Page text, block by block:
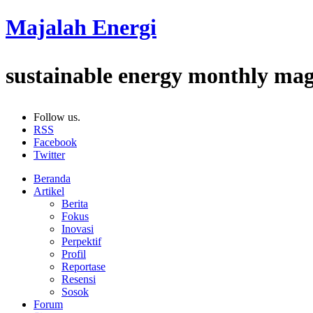
Majalah Energi
sustainable energy monthly
Follow us.
RSS
Facebook
Twitter
Beranda
Artikel
Berita
Fokus
Inovasi
Perpektif
Profil
Reportase
Resensi
Sosok
Forum